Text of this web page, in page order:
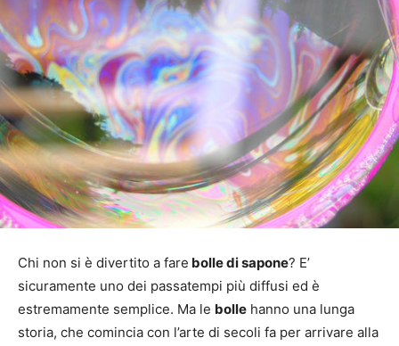
Chi non si è divertito a fare bolle di sapone? E’
sicuramente uno dei passatempi più diffusi ed è
estremamente semplice. Ma le bolle hanno una lunga
storia, che comincia con l’arte di secoli fa per arrivare alla